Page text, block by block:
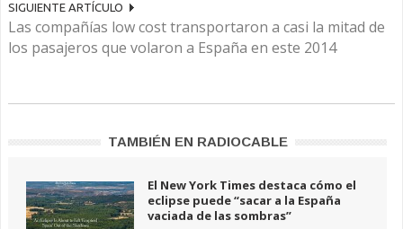
SIGUIENTE ARTÍCULO
Las compañías low cost transportaron a casi la mitad de
los pasajeros que volaron a España en este 2014
TAMBIÉN EN RADIOCABLE
El New York Times destaca cómo el
eclipse puede “sacar a la España
vaciada de las sombras”